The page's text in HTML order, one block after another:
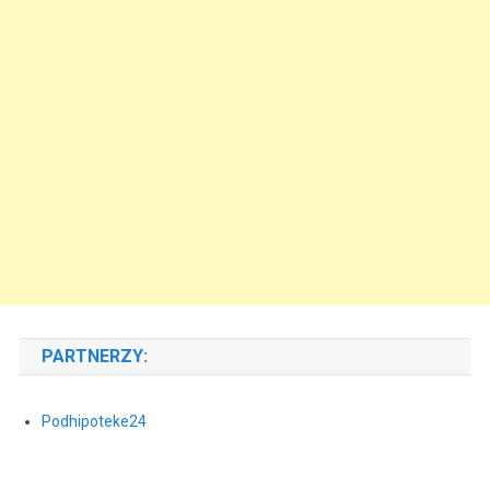
PARTNERZY:
Podhipoteke24